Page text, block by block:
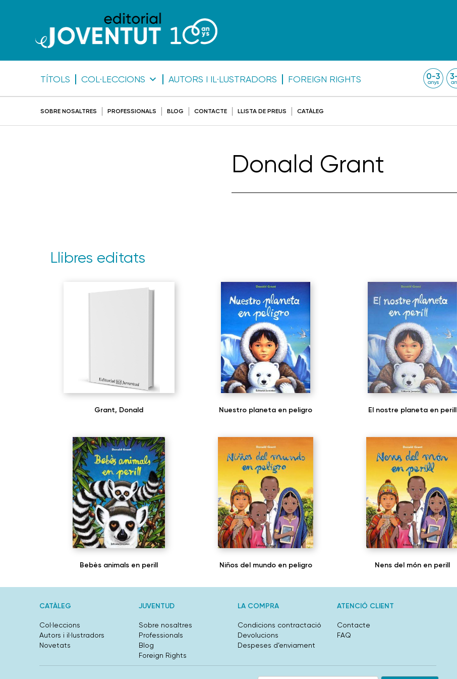
TÍTOLS COL·LECCIONS AUTORS I IL·LUSTRADORS FOREIGN RIGHTS
SOBRE NOSALTRES PROFESSIONALS BLOG CONTACTE LLISTA DE PREUS CATÀLEG
Donald Grant
Llibres editats
Grant, Donald Nuestro planeta en peligro El nostre planeta en perill
Bebès animals en perill Niños del mundo en peligro Nens del món en perill
CATÀLEG
Col·leccions
Autors i il·lustradors
Novetats
JUVENTUD
Sobre nosaltres
Professionals
Blog
Foreign Rights
LA COMPRA
Condicions contractació
Devolucions
Despeses d’enviament
ATENCIÓ CLIENT
Contacte
FAQ